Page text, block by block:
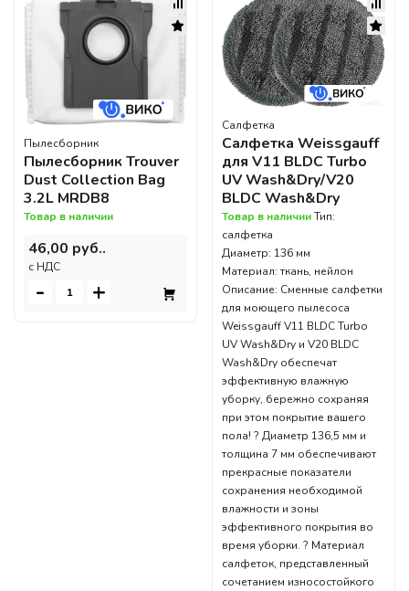
Пылесборник
Пылесборник Trouver
Dust Collection Bag
3.2L MRDB8
Товар в наличии
46,00 руб..
c НДС
- +
Салфетка
Салфетка Weissgauff
для V11 BLDC Turbo
UV Wash&Dry/V20
BLDC Wash&Dry
Товар в наличииТип:
салфетка
Диаметр: 136 мм
Материал: ткань, нейлон
Описание: Сменные салфетки
для моющего пылесоса
Weissgauff V11 BLDC Turbo
UV Wash&Dry и V20 BLDC
Wash&Dry обеспечат
эффективную влажную
уборку, бережно сохраняя
при этом покрытие вашего
пола! ? Диаметр 136,5 мм и
толщина 7 мм обеспечивают
прекрасные показатели
сохранения необходимой
влажности и зоны
эффективного покрытия во
время уборки. ? Материал
салфеток, представленный
сочетанием износостойкого